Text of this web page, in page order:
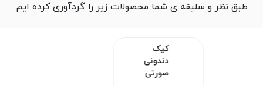
طبق نظر و سلیقه ی شما محصولات زیر را گردآوری کرده ایم
کیک دندونی صورتی